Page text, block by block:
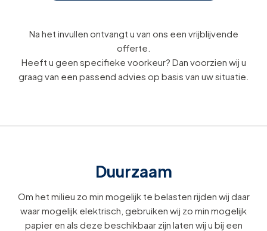
Na het invullen ontvangt u van ons een vrijblijvende
offerte.
Heeft u geen specifieke voorkeur? Dan voorzien wij u
graag van een passend advies op basis van uw situatie.
Duurzaam
Om het milieu zo min mogelijk te belasten rijden wij daar
waar mogelijk elektrisch, gebruiken wij zo min mogelijk
papier en als deze beschikbaar zijn laten wij u bij een